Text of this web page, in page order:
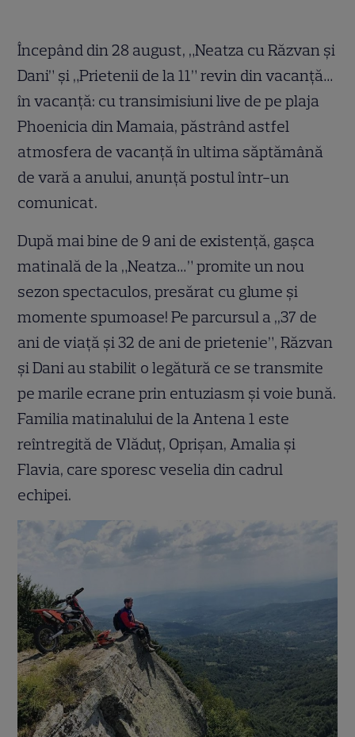
Începând din 28 august, „Neatza cu Răzvan şi
Dani” şi „Prietenii de la 11” revin din vacanţă…
în vacanţă: cu transimisiuni live de pe plaja
Phoenicia din Mamaia, păstrând astfel
atmosfera de vacanţă în ultima săptămână
de vară a anului, anunță postul într-un
comunicat.
După mai bine de 9 ani de existență, gașca
matinală de la „Neatza…” promite un nou
sezon spectaculos, presărat cu glume și
momente spumoase! Pe parcursul a ,,37 de
ani de viață și 32 de ani de prietenie”, Răzvan
și Dani au stabilit o legătură ce se transmite
pe marile ecrane prin entuziasm și voie bună.
Familia matinalului de la Antena 1 este
reîntregită de Vlăduț, Oprișan, Amalia și
Flavia, care sporesc veselia din cadrul
echipei.